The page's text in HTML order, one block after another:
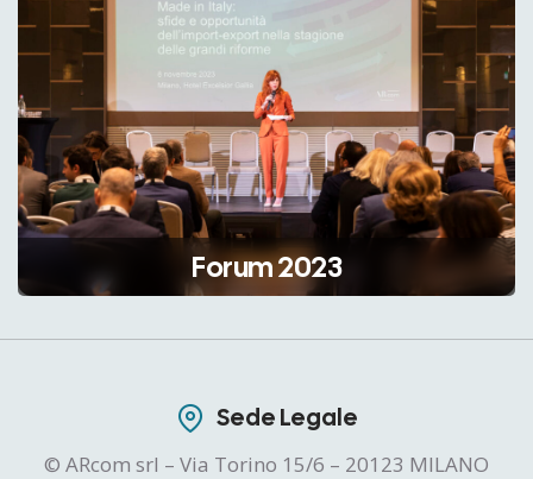
Forum 2023
Sede Legale
© ARcom srl – Via Torino 15/6 – 20123 MILANO